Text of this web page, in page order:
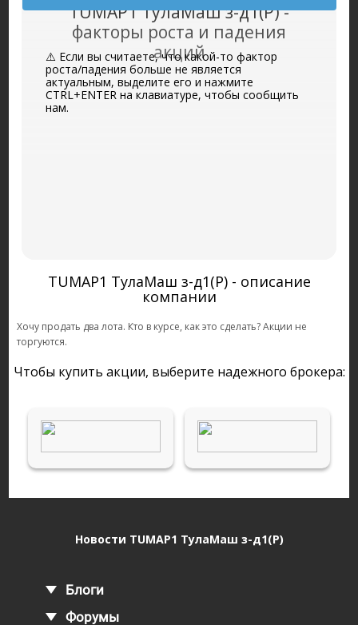
TUMAP1 ТулаМаш з-д1(P) -
факторы роста и падения
акций
⚠️ Если вы считаете, что какой-то фактор
роста/падения больше не является
актуальным, выделите его и нажмите
CTRL+ENTER на клавиатуре, чтобы сообщить
нам.
TUMAP1 ТулаМаш з-д1(P) - описание
компании
Хочу продать два лота. Кто в курсе, как это сделать? Акции не
торгуются.
Чтобы купить акции, выберите надежного брокера:
Новости TUMAP1 ТулаМаш з-д1(P)
Блоги
Форумы